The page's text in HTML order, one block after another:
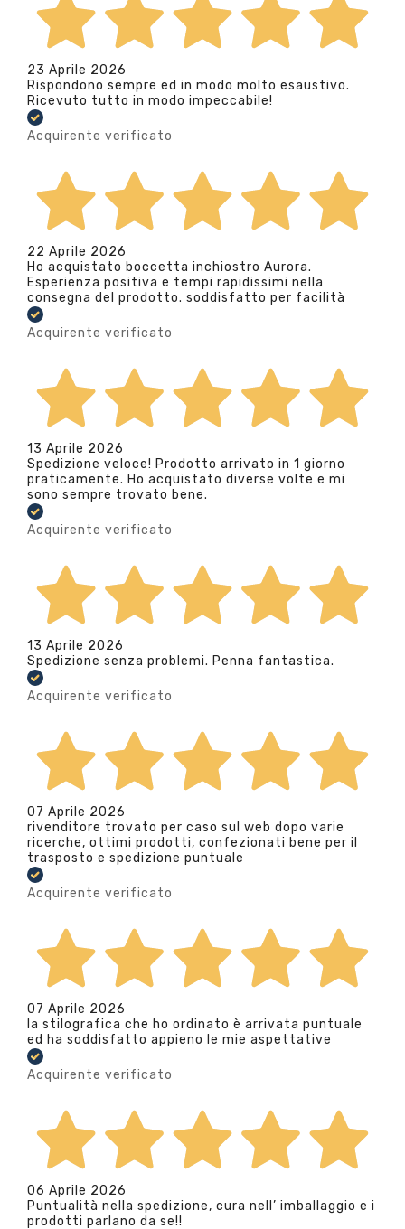
23 Aprile 2026
Rispondono sempre ed in modo molto esaustivo.
Ricevuto tutto in modo impeccabile!
Acquirente verificato
22 Aprile 2026
Ho acquistato boccetta inchiostro Aurora.
Esperienza positiva e tempi rapidissimi nella
consegna del prodotto. soddisfatto per facilità
Acquirente verificato
13 Aprile 2026
Spedizione veloce! Prodotto arrivato in 1 giorno
praticamente. Ho acquistato diverse volte e mi
sono sempre trovato bene.
Acquirente verificato
13 Aprile 2026
Spedizione senza problemi. Penna fantastica.
Acquirente verificato
07 Aprile 2026
rivenditore trovato per caso sul web dopo varie
ricerche, ottimi prodotti, confezionati bene per il
trasposto e spedizione puntuale
Acquirente verificato
07 Aprile 2026
la stilografica che ho ordinato è arrivata puntuale
ed ha soddisfatto appieno le mie aspettative
Acquirente verificato
06 Aprile 2026
Puntualità nella spedizione, cura nell’ imballaggio e i
prodotti parlano da se!!